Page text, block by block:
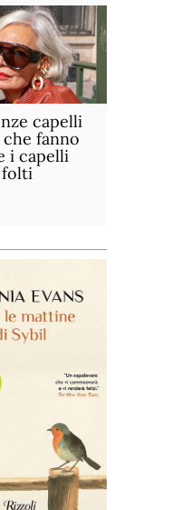
capelli
fanno
i capelli